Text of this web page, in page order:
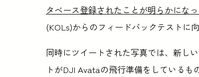
タベース登録されたことが明らかにな
(KOLs)からのフィードバックテストに
同時にツイートされた写真では、新し
トがDJI Avataの飛行準備をしている